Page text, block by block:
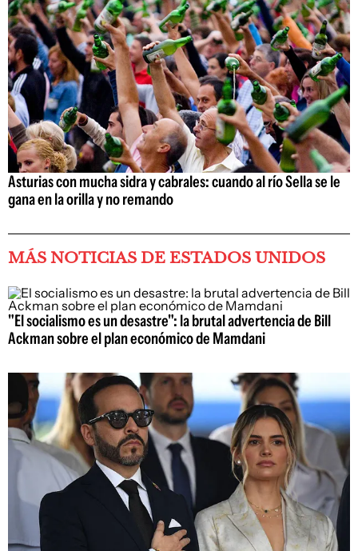
Asturias con mucha sidra y cabrales: cuando al río Sella se le
gana en la orilla y no remando
MÁS NOTICIAS DE ESTADOS UNIDOS
"El socialismo es un desastre": la brutal advertencia de Bill
Ackman sobre el plan económico de Mamdani